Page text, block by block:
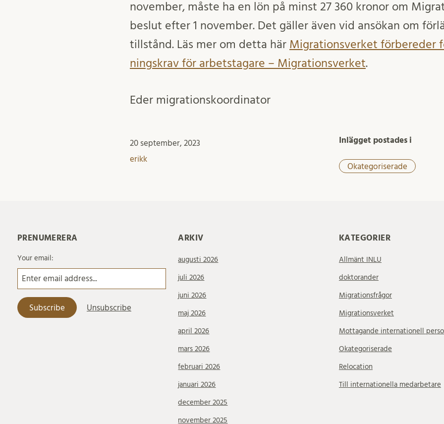
november, måste ha en lön på minst 27 360 kronor om
beslut efter 1 november. Det gäller även vid ansökan om
tillstånd. Läs mer om detta här Migra­tions­verket förbe­reder
nings­krav för arbets­ta­gare – Migrationsverket.
Eder migrationskoordinator
20 september, 2023
erikk
Inlägget postades i
Okategoriserade
PRENUMERERA
Your email:
ARKIV
augusti 2026
juli 2026
juni 2026
maj 2026
april 2026
mars 2026
februari 2026
januari 2026
december 2025
november 2025
KATEGORIER
Allmänt INLU
doktorander
Migrationsfrågor
Migrationsverket
Mottagande internationell
Okategoriserade
Relocation
Till internationella medarbetare